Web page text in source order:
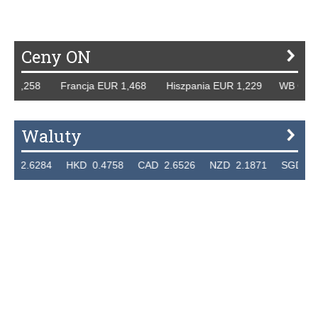
Ceny ON
Francja EUR 1,468 Hiszpania EUR 1,229 WB GBP
Waluty
HKD 0.4758 CAD 2.6526 NZD 2.1871 SGD